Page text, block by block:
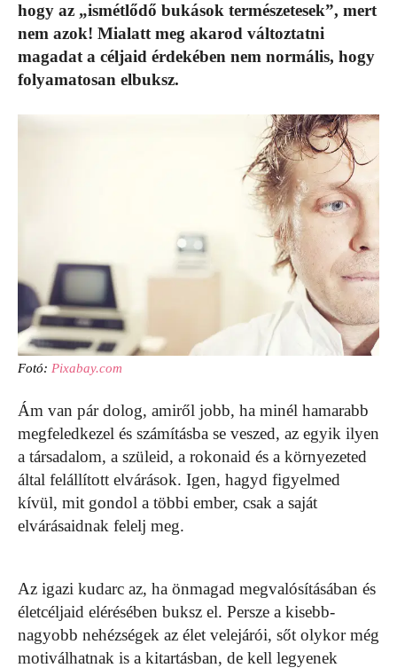
hogy az „ismétlődő bukások természetesek”, mert
nem azok! Mialatt meg akarod változtatni
magadat a céljaid érdekében nem normális, hogy
folyamatosan elbuksz.
Fotó: Pixabay.com
Ám van pár dolog, amiről jobb, ha minél hamarabb
megfeledkezel és számításba se veszed, az egyik ilyen
a társadalom, a szüleid, a rokonaid és a környezeted
által felállított elvárások. Igen, hagyd figyelmed
kívül, mit gondol a többi ember, csak a saját
elvárásaidnak felelj meg.
Az igazi kudarc az, ha önmagad megvalósításában és
életcéljaid elérésében buksz el. Persze a kisebb-
nagyobb nehézségek az élet velejárói, sőt olykor még
motiválhatnak is a kitartásban, de kell legyenek